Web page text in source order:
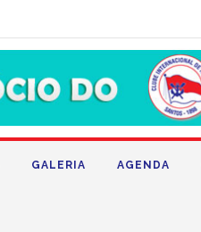
GALERIA AGENDA